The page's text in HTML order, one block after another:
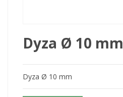
Dyza Ø 10 mm
Dyza Ø 10 mm